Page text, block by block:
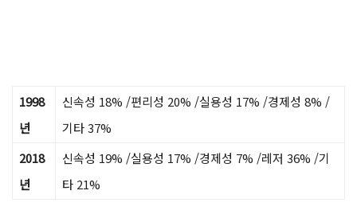
1998
년
신속성 18% /편리성 20% /실용성 17% /경제성 8% /
기타 37%
2018
년
신속성 19% /실용성 17% /경제성 7% /레저 36% /기
타 21%